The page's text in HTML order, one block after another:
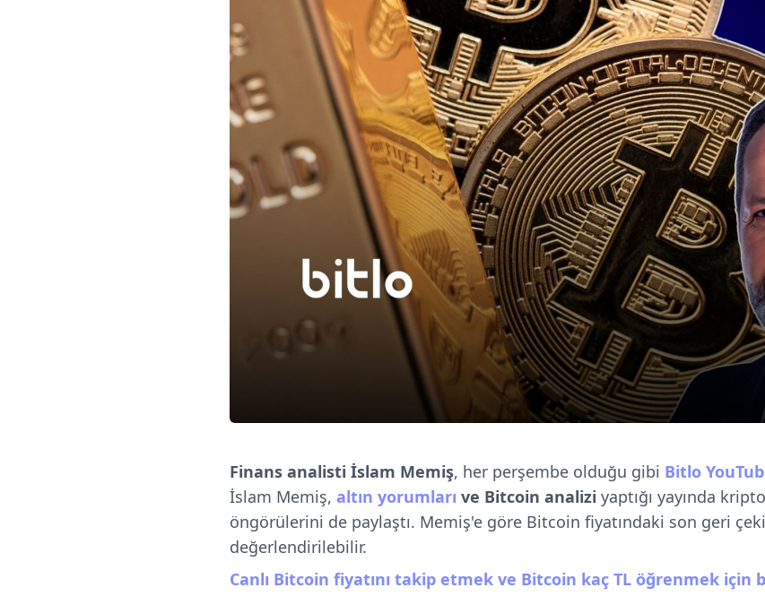
Finans analisti İslam Memiş, her perşembe olduğu gibi Bitlo
İslam Memiş, altın yorumları ve Bitcoin analizi yaptığı yayında
öngörülerini de paylaştı. Memiş'e göre Bitcoin fiyatındaki son geri
değerlendirilebilir.
Canlı Bitcoin fiyatını takip etmek ve Bitcoin kaç TL öğrenmek için